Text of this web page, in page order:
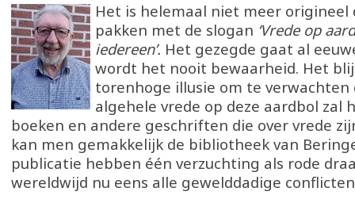
Het is helemaal niet meer origineel
pakken met de slogan ‘Vrede op
iedereen’. Het gezegde gaat al
wordt het nooit bewaarheid. Het
torenhoge illusie om te
algehele vrede op deze aardbol zal
boeken en andere geschriften die over vrede
kan men gemakkelijk de bibliotheek van
publicatie hebben één verzuchting als rode
wereldwijd nu eens alle gewelddadige